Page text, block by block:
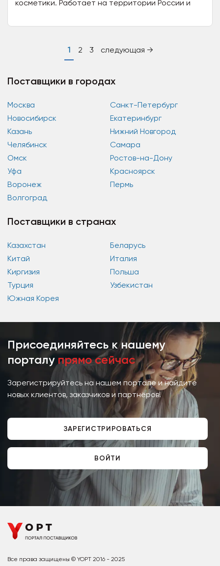
косметики. Работает на территории России и
сертифицированная...
1 2 3 следующая →
Поставщики в городах
Москва
Санкт-Петербург
Новосибирск
Екатеринбург
Казань
Нижний Новгород
Челябинск
Самара
Омск
Ростов-на-Дону
Уфа
Красноярск
Воронеж
Пермь
Волгоград
Поставщики в странах
Казахстан
Беларусь
Китай
Италия
Киргизия
Польша
Турция
Узбекистан
Южная Корея
Присоединяйтесь к нашему
порталу прямо сейчас
Зарегистрируйтесь на нашем портале и найдите
новых клиентов, заказчиков и партнёров!
ЗАРЕГИСТРИРОВАТЬСЯ
ВОЙТИ
Все права защищены © YOPT 2016 - 2025